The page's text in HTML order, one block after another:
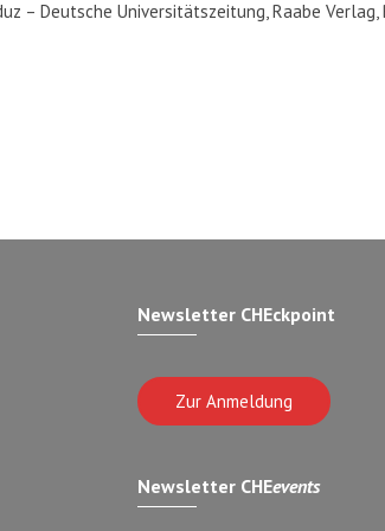
– Deutsche Universitätszeitung, Raabe Verlag,
Newsletter CHEckpoint
Zur Anmeldung
Newsletter CHEevents